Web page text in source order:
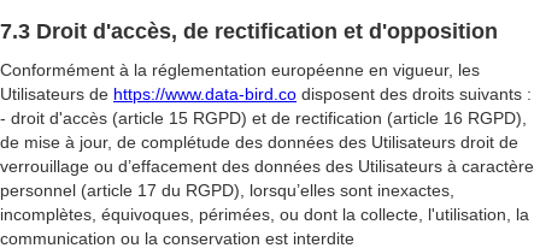
7.3 Droit d'accès, de rectification et d'opposition
Conformément à la réglementation européenne en vigueur, les
Utilisateurs de https://www.data-bird.co disposent des droits suivants :
- droit d'accès (article 15 RGPD) et de rectification (article 16 RGPD),
de mise à jour, de complétude des données des Utilisateurs droit de
verrouillage ou d’effacement des données des Utilisateurs à caractère
personnel (article 17 du RGPD), lorsqu’elles sont inexactes,
incomplètes, équivoques, périmées, ou dont la collecte, l'utilisation, la
communication ou la conservation est interdite